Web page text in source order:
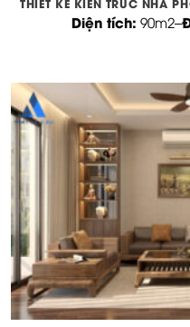
Diện tích: 90m2–